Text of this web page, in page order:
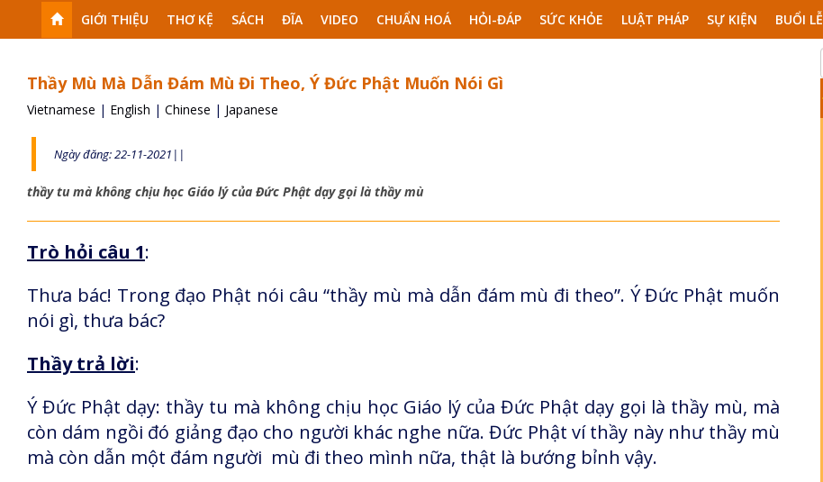
GIỚI THIỆU THƠ KỆ SÁCH ĐĨA VIDEO CHUẨN HOÁ HỎI-ĐÁP SỨC KHỎE LUẬT PHÁP SỰ KIỆN BUỔI LỄ
Thầy Mù Mà Dẫn Đám Mù Đi Theo, Ý Đức Phật Muốn Nói Gì
Vietnamese | English | Chinese | Japanese
Ngày đăng: 22-11-2021||
thầy tu mà không chịu học Giáo lý của Đức Phật dạy gọi là thầy mù
Trò hỏi câu 1:
Thưa bác! Trong đạo Phật nói câu “thầy mù mà dẫn đám mù đi theo”. Ý Đức Phật muốn
nói gì, thưa bác?
Thầy trả lời:
Ý Đức Phật dạy: thầy tu mà không chịu học Giáo lý của Đức Phật dạy gọi là thầy mù, mà
còn dám ngồi đó giảng đạo cho người khác nghe nữa. Đức Phật ví thầy này như thầy mù
mà còn dẫn một đám người mù đi theo mình nữa, thật là bướng bỉnh vậy.